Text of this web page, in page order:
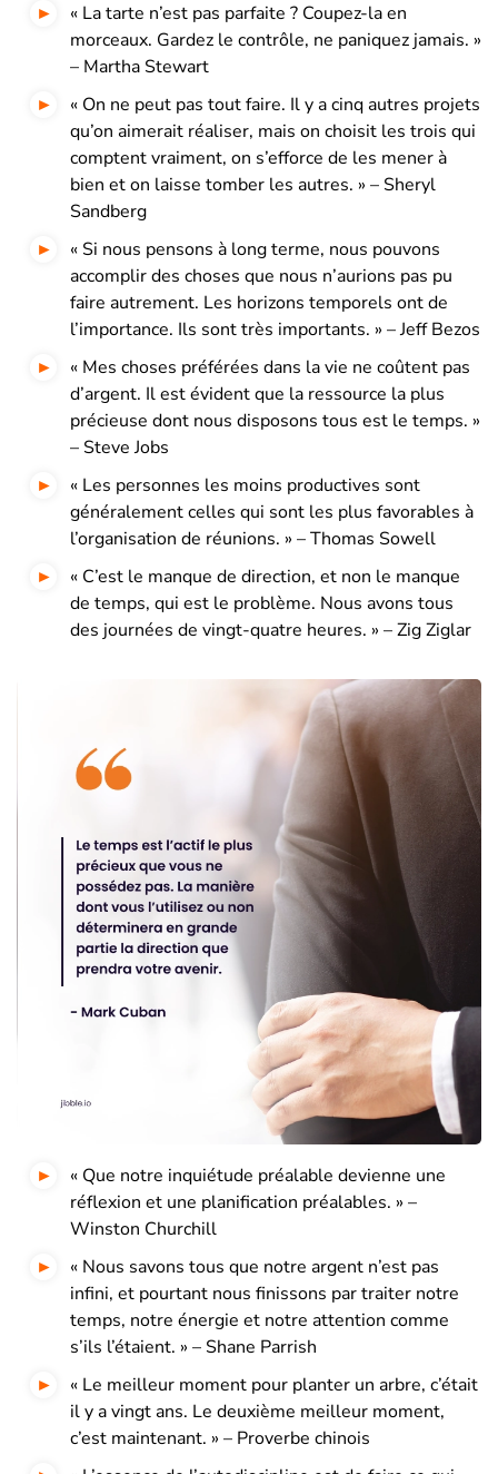
« La tarte n’est pas parfaite ? Coupez-la en
morceaux. Gardez le contrôle, ne paniquez jamais. »
– Martha Stewart
« On ne peut pas tout faire. Il y a cinq autres projets
qu’on aimerait réaliser, mais on choisit les trois qui
comptent vraiment, on s’efforce de les mener à
bien et on laisse tomber les autres. » – Sheryl
Sandberg
« Si nous pensons à long terme, nous pouvons
accomplir des choses que nous n’aurions pas pu
faire autrement. Les horizons temporels ont de
l’importance. Ils sont très importants. » – Jeff Bezos
« Mes choses préférées dans la vie ne coûtent pas
d’argent. Il est évident que la ressource la plus
précieuse dont nous disposons tous est le temps. »
– Steve Jobs
« Les personnes les moins productives sont
généralement celles qui sont les plus favorables à
l’organisation de réunions. » – Thomas Sowell
« C’est le manque de direction, et non le manque
de temps, qui est le problème. Nous avons tous
des journées de vingt-quatre heures. » – Zig Ziglar
« Que notre inquiétude préalable devienne une
réflexion et une planification préalables. » –
Winston Churchill
« Nous savons tous que notre argent n’est pas
infini, et pourtant nous finissons par traiter notre
temps, notre énergie et notre attention comme
s’ils l’étaient. » – Shane Parrish
« Le meilleur moment pour planter un arbre, c’était
il y a vingt ans. Le deuxième meilleur moment,
c’est maintenant. » – Proverbe chinois